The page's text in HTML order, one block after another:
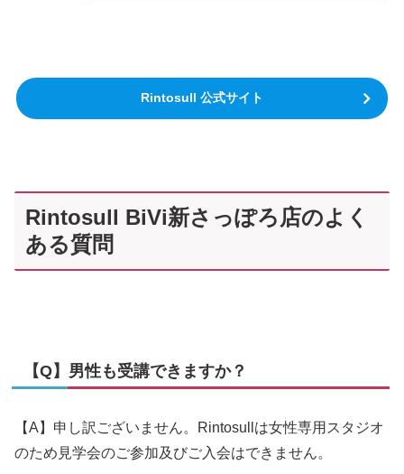
Rintosull 公式サイト
Rintosull BiVi新さっぽろ店のよく
ある質問
【Q】男性も受講できますか？
【A】申し訳ございません。Rintosullは女性専用スタジオ
のため見学会のご参加及びご入会はできません。